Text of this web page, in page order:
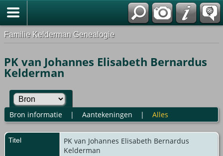
Familie Kelderman Genealogie
PK van Johannes Elisabeth Bernardus
Kelderman
Bron informatie| Aantekeningen | Alles
Titel
PK van Johannes Elisabeth Bernardus
Kelderman